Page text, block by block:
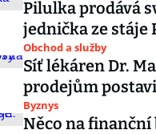
Pilulka prodává
jednička ze stáje
Obchod a služby
Síť lékáren Dr.
prodejům
Byznys
Něco na finanční